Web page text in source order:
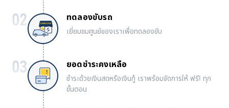
ทดลองขับรถ
เยี่ยมชมศูนย์ของเราเพื่อทดลองขับ
ยอดชำระคงเหลือ
ชำระด้วยเงินสดหรือเงินกู้ เราพร้อมจัดการให้ ฟรี! ทุก
ขั้นตอน